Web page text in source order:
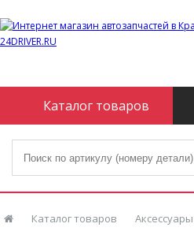
Каталог товаров
Каталог товаров Аксессуары